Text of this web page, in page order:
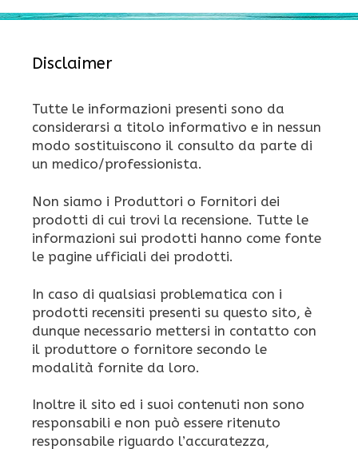
Disclaimer
Tutte le informazioni presenti sono da
considerarsi a titolo informativo e in nessun
modo sostituiscono il consulto da parte di
un medico/professionista.
Non siamo i Produttori o Fornitori dei
prodotti di cui trovi la recensione. Tutte le
informazioni sui prodotti hanno come fonte
le pagine ufficiali dei prodotti.
In caso di qualsiasi problematica con i
prodotti recensiti presenti su questo sito, è
dunque necessario mettersi in contatto con
il produttore o fornitore secondo le
modalità fornite da loro.
Inoltre il sito ed i suoi contenuti non sono
responsabili e non può essere ritenuto
responsabile riguardo l’accuratezza,